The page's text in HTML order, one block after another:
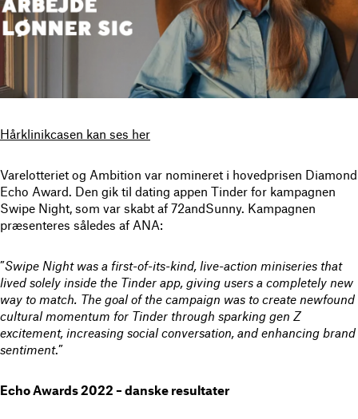
Hårklinikcasen kan ses her
Varelotteriet og Ambition var nomineret i hovedprisen Diamond
Echo Award. Den gik til dating appen Tinder for kampagnen
Swipe Night, som var skabt af 72andSunny. Kampagnen
præsenteres således af ANA:
”Swipe Night was a first-of-its-kind, live-action miniseries that
lived solely inside the Tinder app, giving users a completely new
way to match. The goal of the campaign was to create newfound
cultural momentum for Tinder through sparking gen Z
excitement, increasing social conversation, and enhancing brand
sentiment.”
Echo Awards 2022 – danske resultater